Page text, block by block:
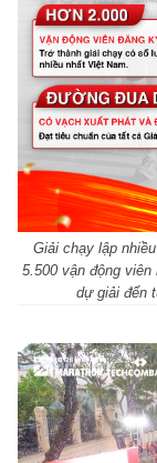
Giải chạy lập
5.500 vận động
dự giải đến